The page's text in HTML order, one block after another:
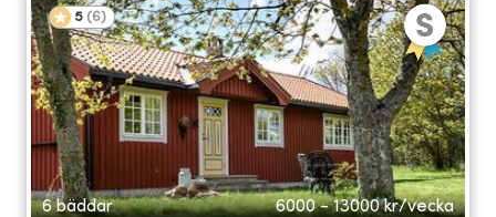
5 (6)
6 bäddar 6000 - 13000 kr/vecka